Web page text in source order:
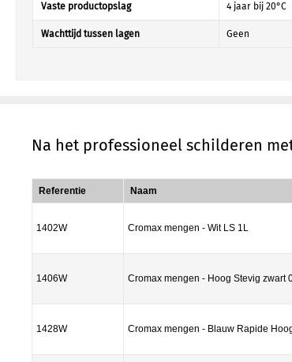
Vaste productopslag 4 jaar bij 20°C
Wachttijd tussen lagen Geen
Na het professioneel schilderen
Referentie Naam
1402W Cromax mengen - Wit LS 1L
1406W Cromax mengen - Hoog Stevig zwart
1428W Cromax mengen - Blauw Rapide